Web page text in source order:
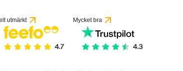
utmärkt Mycket bra